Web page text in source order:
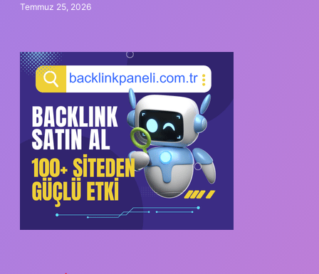
Temmuz 25, 2026